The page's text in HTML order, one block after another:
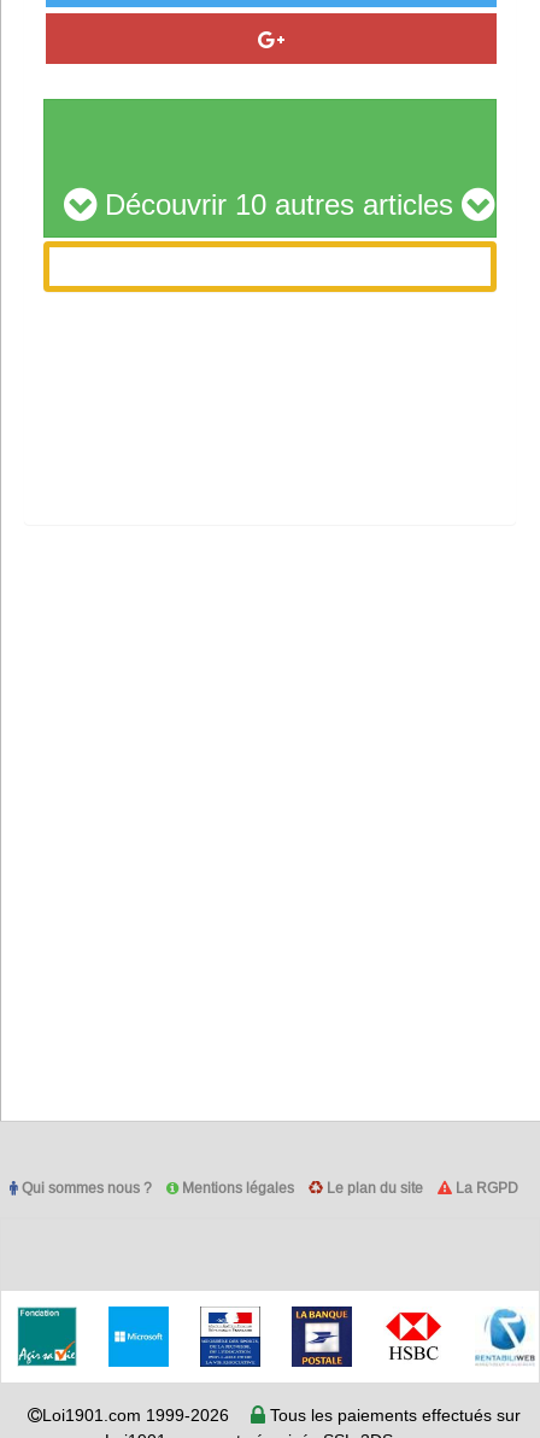
Découvrir 10 autres articles
Qui sommes nous ? Mentions légales Le plan du site La RGPD
Loi1901.com 1999-2026
Tous les paiements effectués sur